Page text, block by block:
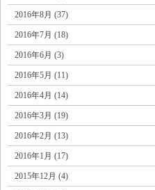
2016年8月 (37)
2016年7月 (18)
2016年6月 (3)
2016年5月 (11)
2016年4月 (14)
2016年3月 (19)
2016年2月 (13)
2016年1月 (17)
2015年12月 (4)